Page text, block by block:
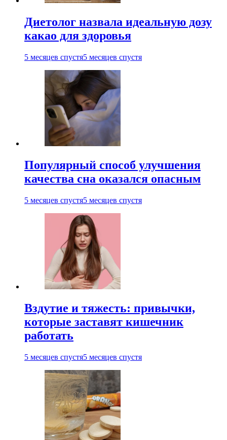
Диетолог назвала идеальную дозу
какао для здоровья
5 месяцев спустя5 месяцев спустя
Популярный способ улучшения
качества сна оказался опасным
5 месяцев спустя5 месяцев спустя
Вздутие и тяжесть: привычки,
которые заставят кишечник
работать
5 месяцев спустя5 месяцев спустя